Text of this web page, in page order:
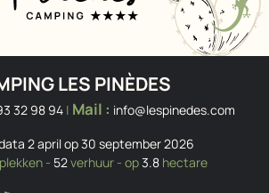
LES PINÈDES
32 98 94 | Mail : info@lespinedes.com
2 april op 30 september 2026
- 52verhuur - op3.8 hectare